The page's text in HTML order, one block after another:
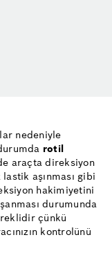
nedeniyle
rotil
araçta direksiyon
aşınması gibi
hakimiyetini
durumunda
çünkü
kontrolünü